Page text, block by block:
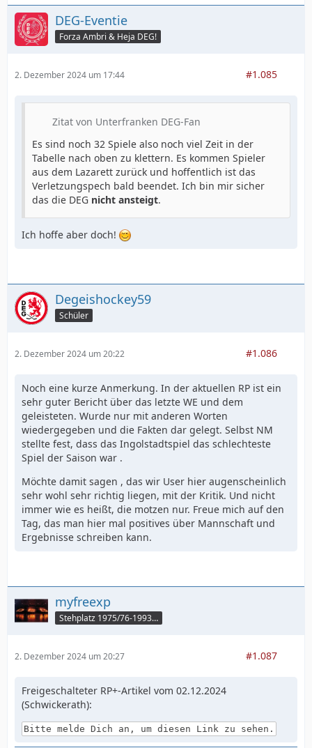
DEG-Eventie
Forza Ambri & Heja DEG!
2. Dezember 2024 um 17:44 #1.085
Zitat von Unterfranken DEG-Fan
Es sind noch 32 Spiele also noch viel Zeit in der
Tabelle nach oben zu klettern. Es kommen Spieler
aus dem Lazarett zurück und hoffentlich ist das
Verletzungspech bald beendet. Ich bin mir sicher
das die DEG nicht ansteigt.
Ich hoffe aber doch!
Degeishockey59
Schüler
2. Dezember 2024 um 20:22 #1.086
Noch eine kurze Anmerkung. In der aktuellen RP ist ein
sehr guter Bericht über das letzte WE und dem
geleisteten. Wurde nur mit anderen Worten
wiedergegeben und die Fakten dar gelegt. Selbst NM
stellte fest, dass das Ingolstadtspiel das schlechteste
Spiel der Saison war .
Möchte damit sagen , das wir User hier augenscheinlich
sehr wohl sehr richtig liegen, mit der Kritik. Und nicht
immer wie es heißt, die motzen nur. Freue mich auf den
Tag, das man hier mal positives über Mannschaft und
Ergebnisse schreiben kann.
myfreexp
Stehplatz 1975/76-1993/94
2. Dezember 2024 um 20:27 #1.087
Freigeschalteter RP+-Artikel vom 02.12.2024
(Schwickerath):
Bitte melde Dich an, um diesen Link zu sehen.